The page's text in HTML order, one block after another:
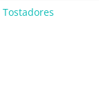
Tostadores